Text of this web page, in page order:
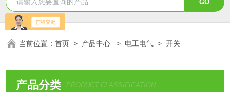
当前位置：首页 > 产品中心 > 电工电气 >开关
产品分类 PRODUCT CLASSIFICATION